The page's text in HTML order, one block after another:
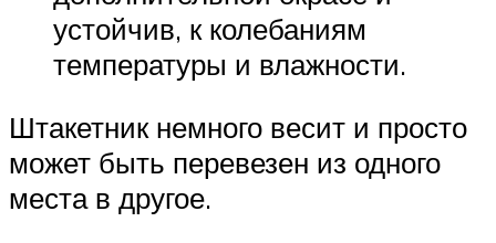
устойчив, к колебаниям
температуры и влажности.
Штакетник немного весит и просто
может быть перевезен из одного
места в другое.